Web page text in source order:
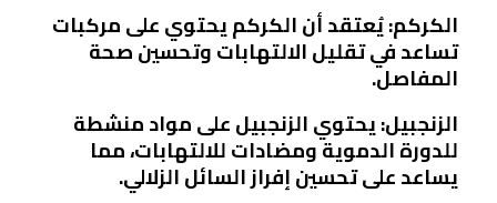
الكركم: يُعتقد أن الكركم يحتوي على مركبات
تساعد في تقليل الالتهابات وتحسين صحة
المفاصل.
الزنجبيل: يحتوي الزنجبيل على مواد منشطة
للدورة الدموية ومضادات للالتهابات، مما
يساعد على تحسين إفراز السائل الزلالي.